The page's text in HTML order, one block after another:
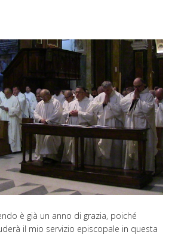
è già un anno di grazia, poiché
il mio servizio episcopale in questa